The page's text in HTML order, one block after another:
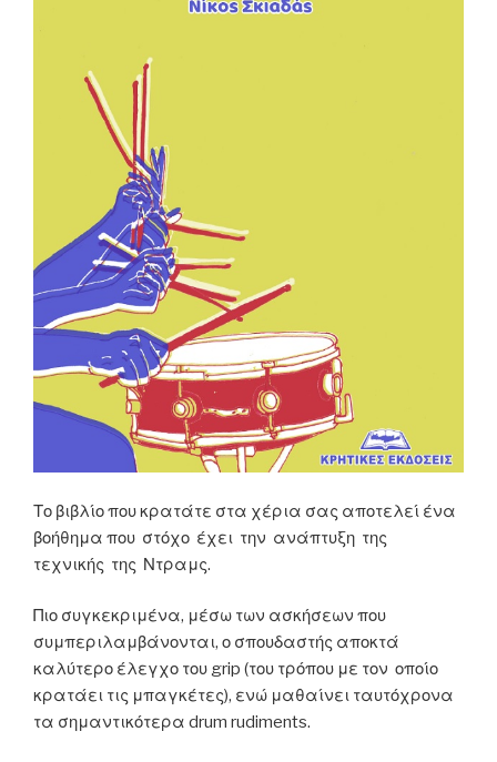
Το βιβλίο που κρατάτε στα χέρια σας αποτελεί ένα
βοήθημα που στόχο έχει την ανάπτυξη της
τεχνικής της Ντραμς.
Πιο συγκεκριμένα, μέσω των ασκήσεων που
συμπεριλαμβάνονται, ο σπουδαστής αποκτά
καλύτερο έλεγχο του grip (του τρόπου με τον οποίο
κρατάει τις μπαγκέτες), ενώ μαθαίνει ταυτόχρονα
τα σημαντικότερα drum rudiments.